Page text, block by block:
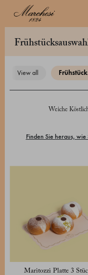
view all
Weiche
Finden Sie heraus,
Maritozzi Platte 3